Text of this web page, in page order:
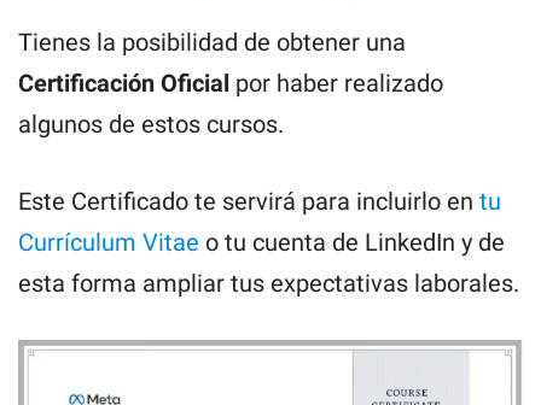
Tienes la posibilidad de obtener una
Certificación Oficial por haber realizado
algunos de estos cursos.
Este Certificado te servirá para incluirlo en tu
Currículum Vitae o tu cuenta de LinkedIn y de
esta forma ampliar tus expectativas laborales.